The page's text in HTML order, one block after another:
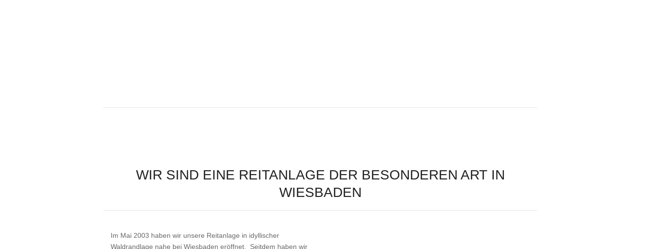
WIR SIND EINE REITANLAGE DER BESONDEREN ART IN
WIESBADEN
Im Mai 2003 haben wir unsere Reitanlage in idyllischer
Waldrandlage nahe bei Wiesbaden eröffnet. Seitdem haben wir